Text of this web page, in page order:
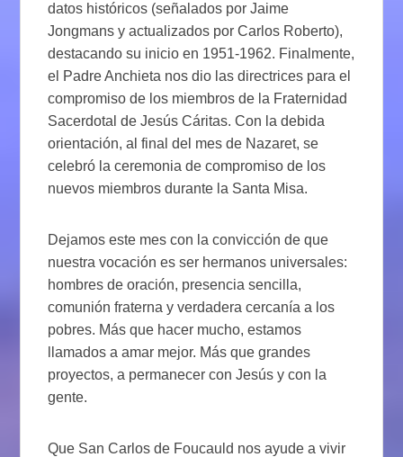
datos históricos (señalados por Jaime
Jongmans y actualizados por Carlos Roberto),
destacando su inicio en 1951-1962. Finalmente,
el Padre Anchieta nos dio las directrices para el
compromiso de los miembros de la Fraternidad
Sacerdotal de Jesús Cáritas. Con la debida
orientación, al final del mes de Nazaret, se
celebró la ceremonia de compromiso de los
nuevos miembros durante la Santa Misa.
Dejamos este mes con la convicción de que
nuestra vocación es ser hermanos universales:
hombres de oración, presencia sencilla,
comunión fraterna y verdadera cercanía a los
pobres. Más que hacer mucho, estamos
llamados a amar mejor. Más que grandes
proyectos, a permanecer con Jesús y con la
gente.
Que San Carlos de Foucauld nos ayude a vivir